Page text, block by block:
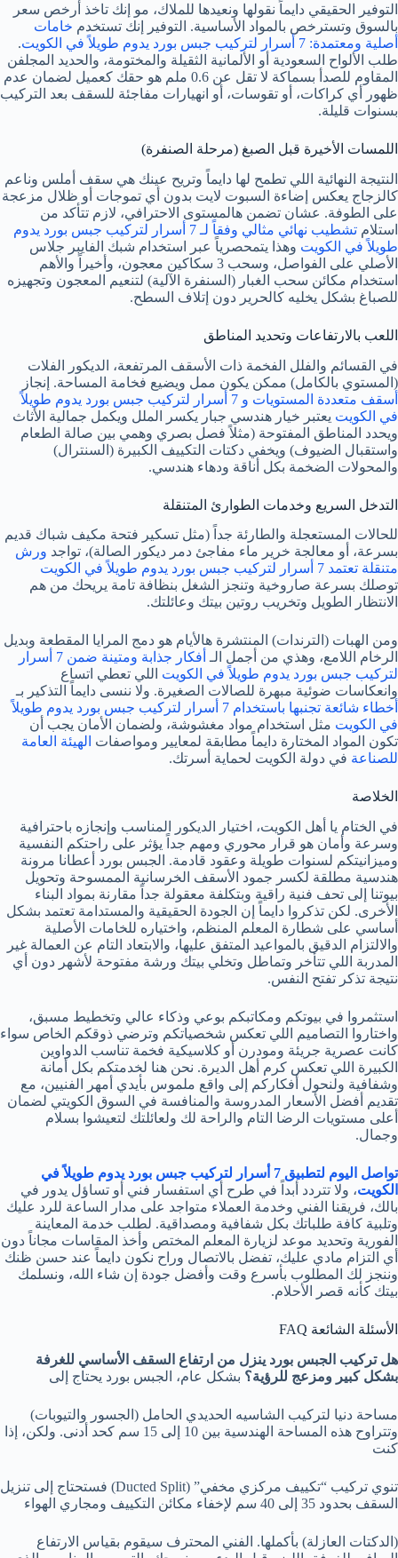
التوفير الحقيقي دايماً نقولها ونعيدها للملاك، مو إنك تاخذ أرخص سعر
بالسوق وتسترخص بالمواد الأساسية. التوفير إنك تستخدم خامات
أصلية ومعتمدة: 7 أسرار لتركيب جبس بورد يدوم طويلاً في الكويت
.
طلب الألواح السعودية أو الألمانية الثقيلة والمختومة، والحديد المجلفن
المقاوم للصدأ بسماكة لا تقل عن 0.6 ملم هو حقك كعميل لضمان عدم
ظهور أي كراكات، أو تقوسات، أو انهيارات مفاجئة للسقف بعد التركيب
بسنوات قليلة.
اللمسات الأخيرة قبل الصبغ (مرحلة الصنفرة)
النتيجة النهائية اللي تطمح لها دايماً وتريح عينك هي سقف أملس وناعم
كالزجاج يعكس إضاءة السبوت لايت بدون أي تموجات أو ظلال مزعجة
على الطوفة. عشان تضمن هالمستوى الاحترافي، لازم تتأكد من
استلام
تشطيب نهائي مثالي وفقاً لـ 7 أسرار لتركيب جبس بورد يدوم
طويلاً في الكويت وهذا يتمحصرياً عبر استخدام شبك الفايبر جلاس
الأصلي على الفواصل، وسحب 3 سكاكين معجون، وأخيراً والأهم
استخدام مكائن سحب الغبار (السنفرة الآلية) لتنعيم المعجون وتجهيزه
للصباغ بشكل يخليه كالحرير دون إتلاف السطح.
اللعب بالارتفاعات وتحديد المناطق
في القسائم والفلل الفخمة ذات الأسقف المرتفعة، الديكور الفلات
(المستوي بالكامل) ممكن يكون ممل ويضيع فخامة المساحة. إنجاز
أسقف متعددة المستويات و 7 أسرار لتركيب جبس بورد يدوم طويلاً
في الكويت يعتبر خيار هندسي جبار يكسر الملل ويكمل جمالية الأثاث
ويحدد المناطق المفتوحة (مثلاً فصل بصري وهمي بين صالة الطعام
واستقبال الضيوف) ويخفي دكتات التكييف الكبيرة (السنترال)
والمحولات الضخمة بكل أناقة ودهاء هندسي.
التدخل السريع وخدمات الطوارئ المتنقلة
للحالات المستعجلة والطارئة جداً (مثل تسكير فتحة مكيف شباك قديم
بسرعة، أو معالجة خرير ماء مفاجئ دمر ديكور الصالة)، تواجد ورش
متنقلة تعتمد 7 أسرار لتركيب جبس بورد يدوم طويلاً في الكويت
توصلك بسرعة صاروخية وتنجز الشغل بنظافة تامة يريحك من هم
الانتظار الطويل وتخريب روتين بيتك وعائلتك.
ومن الهبات (الترندات) المنتشرة هالأيام هو دمج المرايا المقطعة وبديل
الرخام اللامع، وهذي من أجمل الـ
أفكار جذابة ومتينة ضمن 7 أسرار
لتركيب جبس بورد يدوم طويلاً في الكويت اللي تعطي اتساع
وانعكاسات ضوئية مبهرة للصالات الصغيرة. ولا ننسى دايماً التذكير بـ
أخطاء شائعة تجنبها باستخدام 7 أسرار لتركيب جبس بورد يدوم طويلاً
في الكويت مثل استخدام مواد مغشوشة، ولضمان الأمان يجب أن
تكون المواد المختارة دايماً مطابقة لمعايير ومواصفات الهيئة العامة
للصناعة في دولة الكويت لحماية أسرتك.
الخلاصة
في الختام يا أهل الكويت، اختيار الديكور المناسب وإنجازه باحترافية
وسرعة وأمان هو قرار محوري ومهم جداً يؤثر على راحتكم النفسية
وميزانيتكم لسنوات طويلة وعقود قادمة. الجبس بورد أعطانا مرونة
هندسية مطلقة لكسر جمود الأسقف الخرسانية الممسوحة وتحويل
بيوتنا إلى تحف فنية راقية وبتكلفة معقولة جداً مقارنة بمواد البناء
الأخرى. لكن تذكروا دايماً إن الجودة الحقيقية والمستدامة تعتمد بشكل
أساسي على شطارة المعلم المنظم، واختياره للخامات الأصلية
والالتزام الدقيق بالمواعيد المتفق عليها، والابتعاد التام عن العمالة غير
المدربة اللي تتأخر وتماطل وتخلي بيتك ورشة مفتوحة لأشهر دون أي
نتيجة تذكر تفتح النفس.
استثمروا في بيوتكم ومكاتبكم بوعي وذكاء عالي وتخطيط مسبق،
واختاروا التصاميم اللي تعكس شخصياتكم وترضي ذوقكم الخاص سواء
كانت عصرية جريئة ومودرن أو كلاسيكية فخمة تناسب الدواوين
الكبيرة اللي تعكس كرم أهل الديرة. نحن هنا لخدمتكم بكل أمانة
وشفافية ولنحول أفكاركم إلى واقع ملموس بأيدي أمهر الفنيين، مع
تقديم أفضل الأسعار المدروسة والمنافسة في السوق الكويتي لضمان
أعلى مستويات الرضا التام والراحة لك ولعائلتك لتعيشوا بسلام
وجمال.
تواصل اليوم لتطبيق 7 أسرار لتركيب جبس بورد يدوم طويلاً في
الكويت، ولا تتردد أبداً في طرح أي استفسار فني أو تساؤل يدور في
بالك، فريقنا الفني وخدمة العملاء متواجد على مدار الساعة للرد عليك
وتلبية كافة طلباتك بكل شفافية ومصداقية. لطلب خدمة المعاينة
الفورية وتحديد موعد لزيارة المعلم المختص وأخذ المقاسات مجاناً دون
أي التزام مادي عليك، تفضل بالاتصال وراح نكون دايماً عند حسن ظنك
وننجز لك المطلوب بأسرع وقت وأفضل جودة إن شاء الله، ونسلمك
بيتك كأنه قصر الأحلام.
الأسئلة الشائعة FAQ
هل تركيب الجبس بورد ينزل من ارتفاع السقف الأساسي للغرفة
بشكل كبير ومزعج للرؤية؟ بشكل عام، الجبس بورد يحتاج إلى
مساحة دنيا لتركيب الشاسيه الحديدي الحامل (الجسور والتيوبات)
وتتراوح هذه المساحة الهندسية بين 10 إلى 15 سم كحد أدنى. ولكن، إذا
كنت
تنوي تركيب “تكييف مركزي مخفي” (Ducted Split) فستحتاج إلى تنزيل
السقف بحدود 35 إلى 40 سم لإخفاء مكائن التكييف ومجاري الهواء
(الدكتات العازلة) بأكملها. الفني المحترف سيقوم بقياس الارتفاع